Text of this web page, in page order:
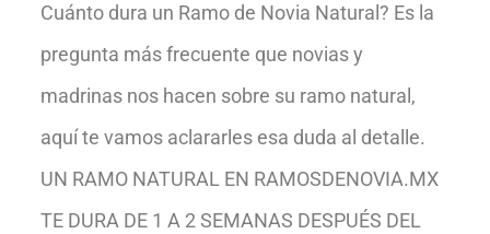
Cuánto dura un Ramo de Novia Natural? Es la
pregunta más frecuente que novias y
madrinas nos hacen sobre su ramo natural,
aquí te vamos aclararles esa duda al detalle.
UN RAMO NATURAL EN RAMOSDENOVIA.MX
TE DURA DE 1 A 2 SEMANAS DESPUÉS DEL